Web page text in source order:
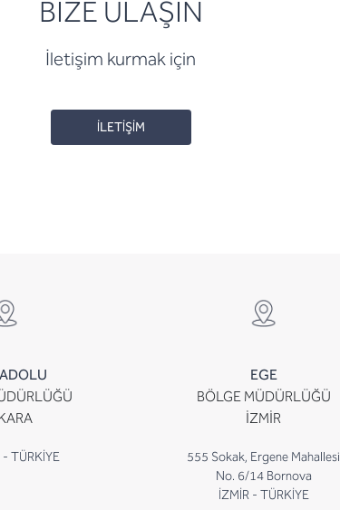
BİZE ULAŞIN
İletişim kurmak için
İLETİŞİM
TÜRKİYE
EGE
BÖLGE MÜDÜRLÜĞÜ
İZMİR
555 Sokak, Ergene Mahallesi
No. 6/14 Bornova
İZMİR - TÜRKİYE